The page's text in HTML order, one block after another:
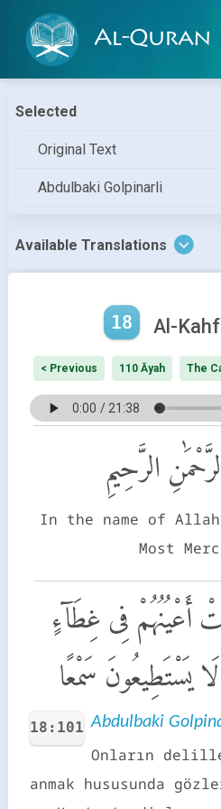
Al-Quran
Selected
Original Text
Abdulbaki Golpinarli
Available Translations
18 Al-Kahf
< Previous 110 Āyah The
الرَّحِيمِ
In the name of
Most
أَعْيُنُهُمْ فِى غِطَآءٍ
يَسْتَطِيعُونَ سَمْعًا
18:101 Abdulbaki
Onların
anmak hususunda